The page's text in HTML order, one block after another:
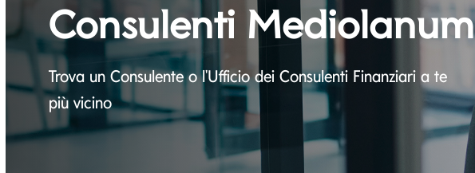
Consulenti Mediolanum
Trova un Consulente o l'Ufficio dei Consulenti Finanziari a te
più vicino